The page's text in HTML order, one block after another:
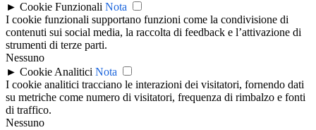
► Cookie Funzionali Nota
I cookie funzionali supportano funzioni come la condivisione di
contenuti sui social media, la raccolta di feedback e l’attivazione di
strumenti di terze parti.
Nessuno
► Cookie Analitici Nota
I cookie analitici tracciano le interazioni dei visitatori, fornendo dati
su metriche come numero di visitatori, frequenza di rimbalzo e fonti
di traffico.
Nessuno